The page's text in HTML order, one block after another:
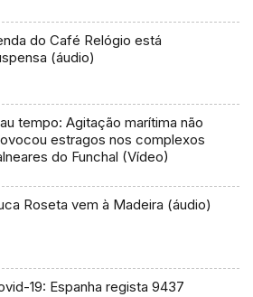
do Café Relógio está
(áudio)
tempo: Agitação marítima não
estragos nos complexos
do Funchal (Vídeo)
Roseta vem à Madeira (áudio)
19: Espanha regista 9437